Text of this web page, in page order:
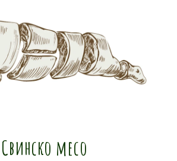
Свинско месо